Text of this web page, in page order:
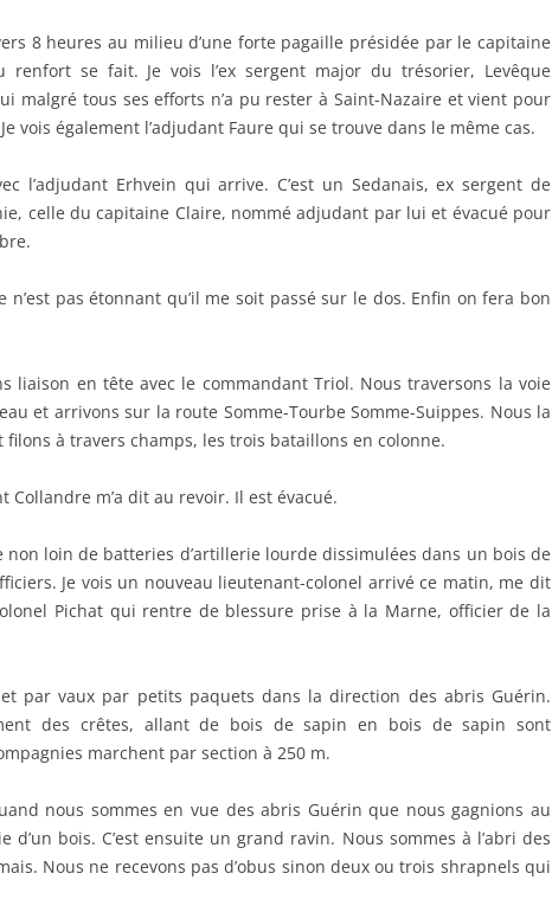
8 heures au milieu d’une forte pagaille présidée par le capitaine
se fait. Je vois l’ex sergent major du trésorier, Levêque
malgré tous ses efforts n’a pu rester à Saint-Nazaire et vient pour
vois également l’adjudant Faure qui se trouve dans le même cas.
l’adjudant Erhvein qui arrive. C’est un Sedanais, ex sergent de
celle du capitaine Claire, nommé adjudant par lui et évacué pour
n’est pas étonnant qu’il me soit passé sur le dos. Enfin on fera bon
liaison en tête avec le commandant Triol. Nous traversons la voie
et arrivons sur la route Somme-Tourbe Somme-Suippes. Nous la
filons à travers champs, les trois bataillons en colonne.
m’a dit au revoir. Il est évacué.
non loin de batteries d’artillerie lourde dissimulées dans un bois de
Je vois un nouveau lieutenant-colonel arrivé ce matin, me dit
Pichat qui rentre de blessure prise à la Marne, officier de la
par vaux par petits paquets dans la direction des abris Guérin.
des crêtes, allant de bois de sapin en bois de sapin sont
marchent par section à 250 m.
nous sommes en vue des abris Guérin que nous gagnions au
d’un bois. C’est ensuite un grand ravin. Nous sommes à l’abri des
Nous ne recevons pas d’obus sinon deux ou trois shrapnels qui